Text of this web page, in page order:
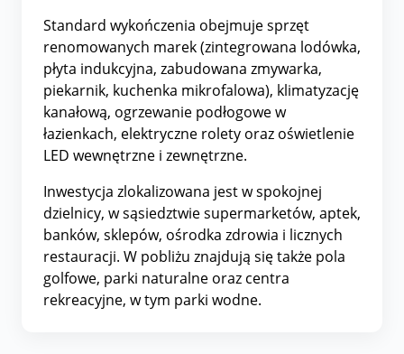
Standard wykończenia obejmuje sprzęt
renomowanych marek (zintegrowana lodówka,
płyta indukcyjna, zabudowana zmywarka,
piekarnik, kuchenka mikrofalowa), klimatyzację
kanałową, ogrzewanie podłogowe w
łazienkach, elektryczne rolety oraz oświetlenie
LED wewnętrzne i zewnętrzne.
Inwestycja zlokalizowana jest w spokojnej
dzielnicy, w sąsiedztwie supermarketów, aptek,
banków, sklepów, ośrodka zdrowia i licznych
restauracji. W pobliżu znajdują się także pola
golfowe, parki naturalne oraz centra
rekreacyjne, w tym parki wodne.